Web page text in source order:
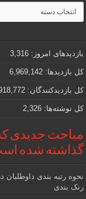
مطالب
جذاب
و
که
دنبالش
هستید
بازدیدهای امروز:3,316
کل بازدیدها:6,969,142
کل بازدیدکنند‌گان:
کل نوشته‌ها:2,326
مباحث جدیدی
گذاشته شده
رنک بندی